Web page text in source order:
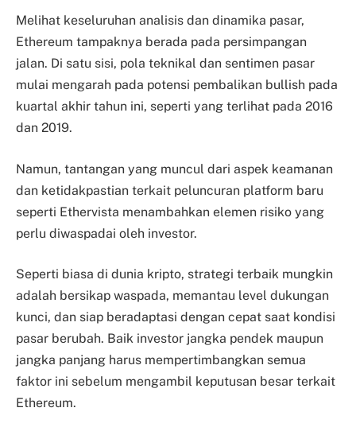
Melihat keseluruhan analisis dan dinamika pasar,
Ethereum tampaknya berada pada persimpangan
jalan. Di satu sisi, pola teknikal dan sentimen pasar
mulai mengarah pada potensi pembalikan bullish pada
kuartal akhir tahun ini, seperti yang terlihat pada 2016
dan 2019.
Namun, tantangan yang muncul dari aspek keamanan
dan ketidakpastian terkait peluncuran platform baru
seperti Ethervista menambahkan elemen risiko yang
perlu diwaspadai oleh investor.
Seperti biasa di dunia kripto, strategi terbaik mungkin
adalah bersikap waspada, memantau level dukungan
kunci, dan siap beradaptasi dengan cepat saat kondisi
pasar berubah. Baik investor jangka pendek maupun
jangka panjang harus mempertimbangkan semua
faktor ini sebelum mengambil keputusan besar terkait
Ethereum.